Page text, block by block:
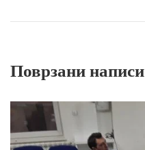
Поврзани написи